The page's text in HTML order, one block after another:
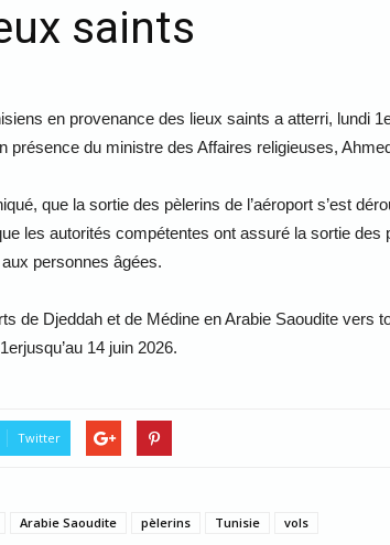
saints
en provenance des lieux saints a atterri, lundi
présence du ministre des Affaires religieuses,
que la sortie des pèlerins de l’aéroport s’est
les autorités compétentes ont assuré la sortie des
personnes âgées.
de Djeddah et de Médine en Arabie Saoudite vers
14 juin 2026.
Twitter
Arabie Saoudite pèlerins Tunisie vols